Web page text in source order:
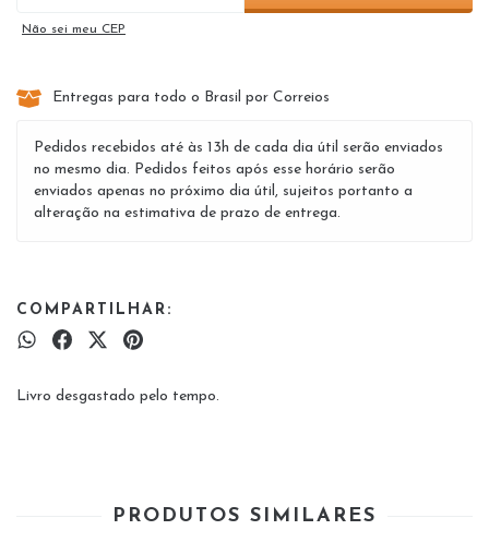
Não sei meu CEP
Entregas para todo o Brasil por Correios
Pedidos recebidos até às 13h de cada dia útil serão enviados
no mesmo dia. Pedidos feitos após esse horário serão
enviados apenas no próximo dia útil, sujeitos portanto a
alteração na estimativa de prazo de entrega.
COMPARTILHAR:
Livro desgastado pelo tempo.
PRODUTOS SIMILARES